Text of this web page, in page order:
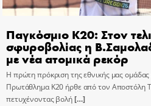
Παγκόσμιο Κ20: Στον
σφυροβολίας η
με νέα ατομικά ρεκόρ
Η πρώτη πρόκριση της εθνικής μας ομάδας
Πρωτάθλημα Κ20 ήρθε από τον Αποστόλη
πετυχένοντας βολή[…]